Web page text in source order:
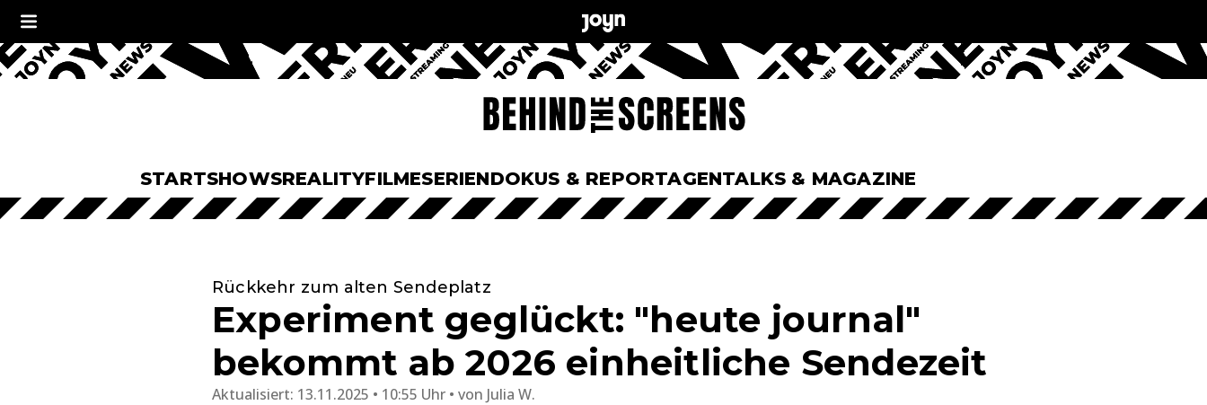
STARTSHOWSREALITYFILMESERIENDOKUS & REPORTAGENTALKS & MAGAZINE
Rückkehr zum alten Sendeplatz
Experiment geglückt: "heute journal"
bekommt ab 2026 einheitliche Sendezeit
Aktualisiert: 13.11.2025 • 10:55 Uhr von Julia W.